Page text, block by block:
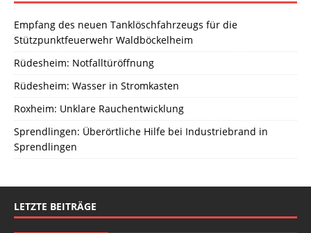
Empfang des neuen Tanklöschfahrzeugs für die
Stützpunktfeuerwehr Waldböckelheim
Rüdesheim: Notfalltüröffnung
Rüdesheim: Wasser in Stromkasten
Roxheim: Unklare Rauchentwicklung
Sprendlingen: Überörtliche Hilfe bei Industriebrand in
Sprendlingen
LETZTE BEITRÄGE